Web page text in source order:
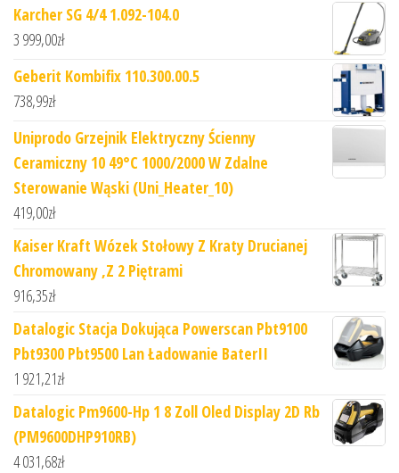
Karcher SG 4/4 1.092-104.0
3 999,00zł
Geberit Kombifix 110.300.00.5
738,99zł
Uniprodo Grzejnik Elektryczny Ścienny
Ceramiczny 10 49°C 1000/2000 W Zdalne
Sterowanie Wąski (Uni_Heater_10)
419,00zł
Kaiser Kraft Wózek Stołowy Z Kraty Drucianej
Chromowany ,Z 2 Piętrami
916,35zł
Datalogic Stacja Dokująca Powerscan Pbt9100
Pbt9300 Pbt9500 Lan Ładowanie BaterII
1 921,21zł
Datalogic Pm9600-Hp 1 8 Zoll Oled Display 2D Rb
(PM9600DHP910RB)
4 031,68zł